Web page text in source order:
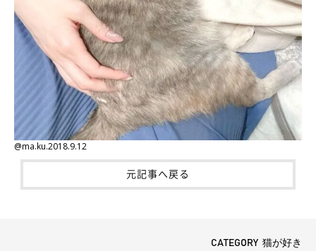
@ma.ku.2018.9.12
元記事へ戻る
CATEGORY 猫が好き